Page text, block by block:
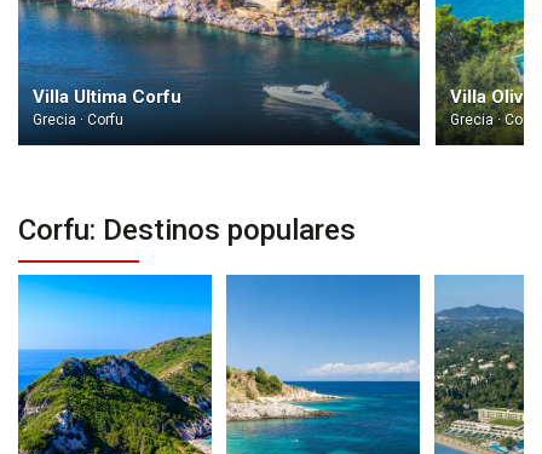
Villa Ultima Corfu
Grecia · Corfu Grecia · Corfu
Corfu: Destinos populares